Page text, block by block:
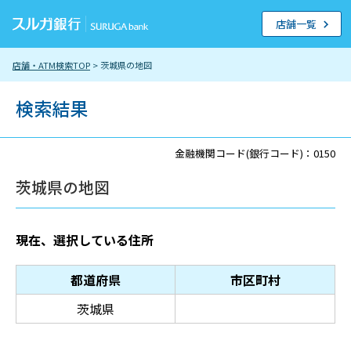
店舗・ATM検索TOP > 茨城県の地図
店舗一覧
検索結果
金融機関コード(銀行コード)：0150
茨城県の地図
現在、選択している住所
都道府県
市区町村
茨城県